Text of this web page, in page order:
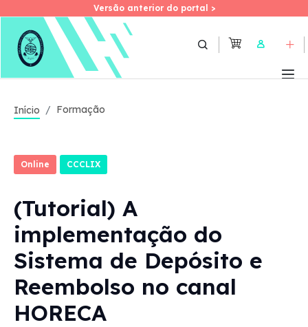
Skip
Versão anterior do portal >
Versão anterior do portal >
User
Início Formação
Online CCCLIX
(Tutorial) A
implementação do
Sistema de Depósito e
Reembolso no canal
HORECA